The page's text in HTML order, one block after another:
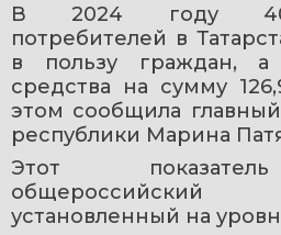
В 2024 году
потребителей в
в пользу граждан,
средства на сумму
этом сообщила
республики Марина
Этот
установленный на